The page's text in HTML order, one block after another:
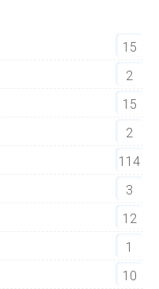
15
2
15
2
114
3
12
1
10